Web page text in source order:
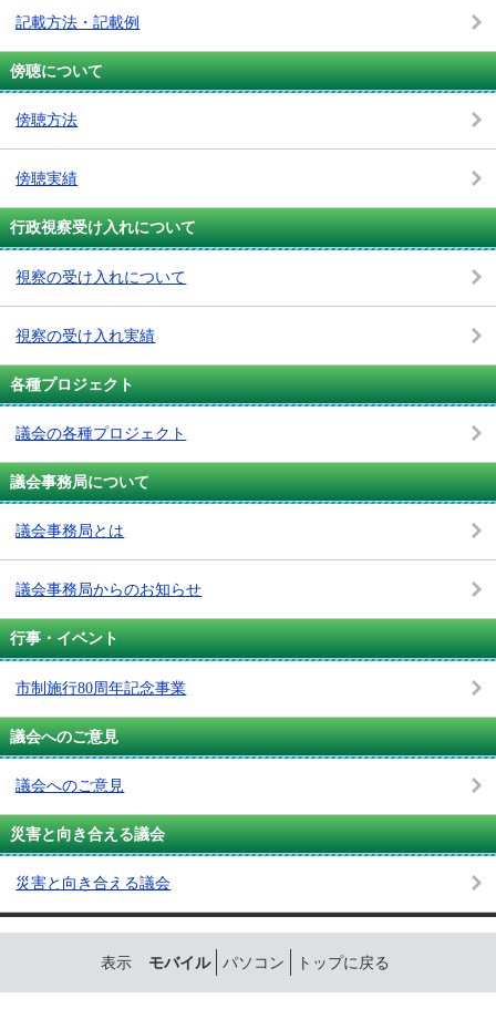
記載方法・記載例
傍聴について
傍聴方法
傍聴実績
行政視察受け入れについて
視察の受け入れについて
視察の受け入れ実績
各種プロジェクト
議会の各種プロジェクト
議会事務局について
議会事務局とは
議会事務局からのお知らせ
行事・イベント
市制施行80周年記念事業
議会へのご意見
議会へのご意見
災害と向き合える議会
災害と向き合える議会
表示 モバイル パソコン トップに戻る